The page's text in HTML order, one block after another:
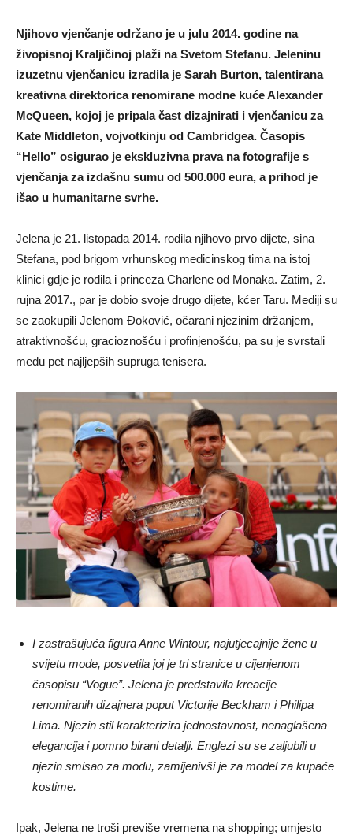
Njihovo vjenčanje održano je u julu 2014. godine na
živopisnoj Kraljičinoj plaži na Svetom Stefanu. Jeleninu
izuzetnu vjenčanicu izradila je Sarah Burton, talentirana
kreativna direktorica renomirane modne kuće Alexander
McQueen, kojoj je pripala čast dizajnirati i vjenčanicu za
Kate Middleton, vojvotkinju od Cambridgea. Časopis
“Hello” osigurao je ekskluzivna prava na fotografije s
vjenčanja za izdašnu sumu od 500.000 eura, a prihod je
išao u humanitarne svrhe.
Jelena je 21. listopada 2014. rodila njihovo prvo dijete, sina
Stefana, pod brigom vrhunskog medicinskog tima na istoj
klinici gdje je rodila i princeza Charlene od Monaka. Zatim, 2.
rujna 2017., par je dobio svoje drugo dijete, kćer Taru. Mediji su
se zaokupili Jelenom Đoković, očarani njezinim držanjem,
atraktivnošću, gracioznošću i profinjenošću, pa su je svrstali
među pet najljepših supruga tenisera.
I zastrašujuća figura Anne Wintour, najutjecajnije žene u
svijetu mode, posvetila joj je tri stranice u cijenjenom
časopisu “Vogue”. Jelena je predstavila kreacije
renomiranih dizajnera poput Victorije Beckham i Philipa
Lima. Njezin stil karakterizira jednostavnost, nenaglašena
elegancija i pomno birani detalji. Englezi su se zaljubili u
njezin smisao za modu, zamijenivši je za model za kupaće
kostime.
Ipak, Jelena ne troši previše vremena na shopping; umjesto